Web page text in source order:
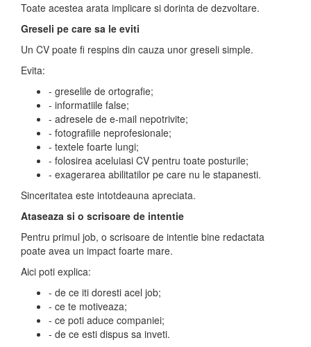
Toate acestea arata implicare si dorinta de dezvoltare.
Greseli pe care sa le eviti
Un CV poate fi respins din cauza unor greseli simple.
Evita:
- greselile de ortografie;
- informatiile false;
- adresele de e-mail nepotrivite;
- fotografiile neprofesionale;
- textele foarte lungi;
- folosirea aceluiasi CV pentru toate posturile;
- exagerarea abilitatilor pe care nu le stapanesti.
Sinceritatea este intotdeauna apreciata.
Ataseaza si o scrisoare de intentie
Pentru primul job, o scrisoare de intentie bine redactata
poate avea un impact foarte mare.
Aici poti explica:
- de ce iti doresti acel job;
- ce te motiveaza;
- ce poti aduce companiei;
- de ce esti dispus sa inveti.